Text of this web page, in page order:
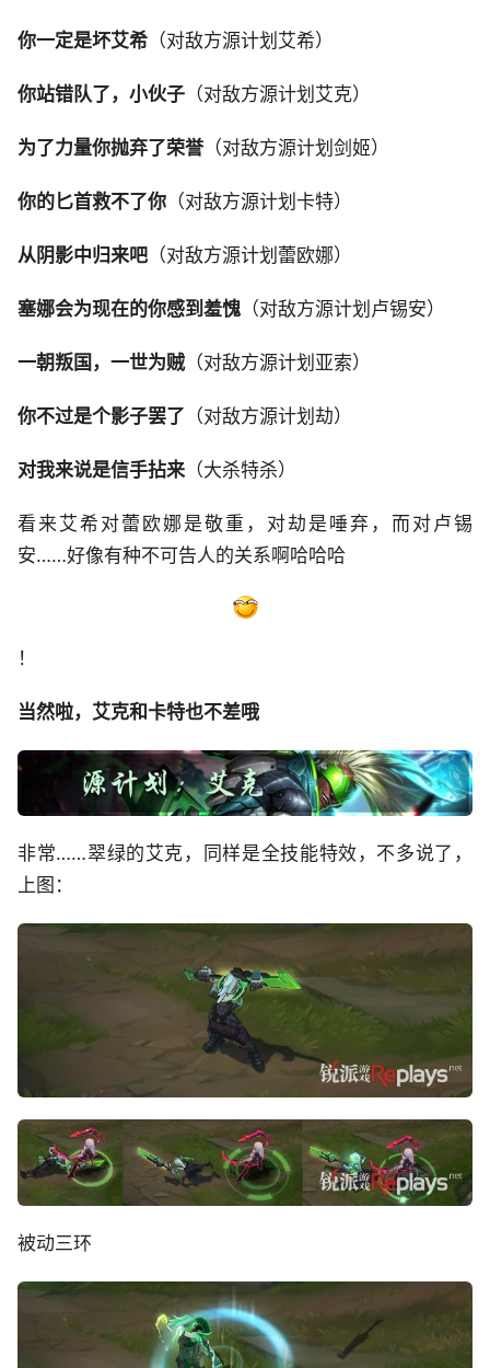
你一定是坏艾希 （对敌方源计划艾希）
你站错队了，小伙子 （对敌方源计划艾克）
为了力量你抛弃了荣誉（对敌方源计划剑姬）
你的匕首救不了你 （对敌方源计划卡特）
从阴影中归来吧 （对敌方源计划蕾欧娜）
塞娜会为现在的你感到羞愧 （对敌方源计划卢锡安）
一朝叛国，一世为贼（对敌方源计划亚索）
你不过是个影子罢了 （对敌方源计划劫）
对我来说是信手拈来（大杀特杀）
看来艾希对蕾欧娜是敬重，对劫是唾弃，而对卢锡
安……好像有种不可告人的关系啊哈哈哈
！
当然啦，艾克和卡特也不差哦
非常……翠绿的艾克，同样是全技能特效，不多说了，
上图：
被动三环